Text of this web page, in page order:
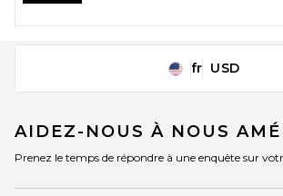
Change Country
fr USD
AIDEZ-NOUS À NOUS
Prenez le temps de répondre à une enquête sur